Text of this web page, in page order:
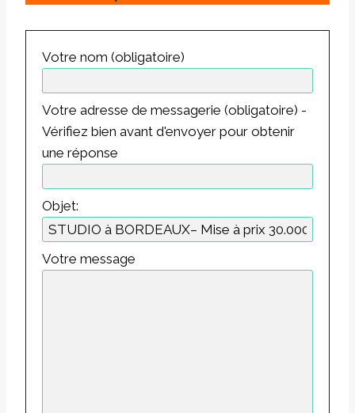
Votre nom (obligatoire)
Votre adresse de messagerie (obligatoire) -
Vérifiez bien avant d'envoyer pour obtenir
une réponse
Objet:
Votre message